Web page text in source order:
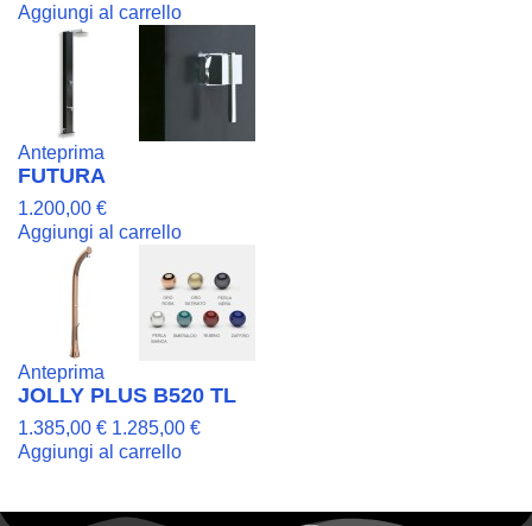
Aggiungi al carrello
Anteprima
FUTURA
1.200,00 €
Aggiungi al carrello
Anteprima
JOLLY PLUS B520 TL
1.385,00 € 1.285,00 €
Aggiungi al carrello